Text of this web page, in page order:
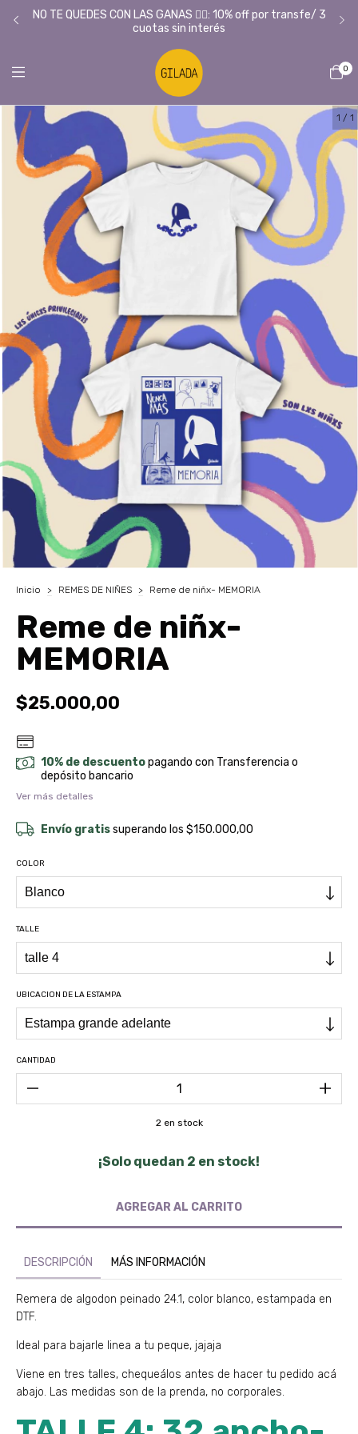
NO TE QUEDES CON LAS GANAS ❤️‍🔥: 10% off por transfe/ 3
cuotas sin interés
0
1 / 1
Inicio > REMES DE NIÑES > Reme de niñx- MEMORIA
Reme de niñx-
MEMORIA
$25.000,00
10% de descuentopagando con Transferencia o
depósito bancario
Ver más detalles
Envío gratissuperando los$150.000,00
COLOR
TALLE
UBICACION DE LA ESTAMPA
CANTIDAD
2en stock
¡Solo quedan 2 en stock!
DESCRIPCIÓN MÁS INFORMACIÓN
Remera de algodon peinado 24.1, color blanco, estampada en
DTF.
Ideal para bajarle linea a tu peque, jajaja
Viene en tres talles, chequeálos antes de hacer tu pedido acá
abajo. Las medidas son de la prenda, no corporales.